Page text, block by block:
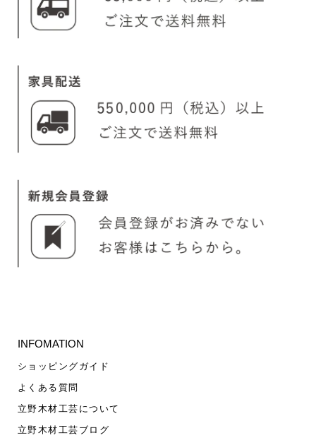
INFOMATION
ショッピングガイド
よくある質問
立野木材工芸について
立野木材工芸ブログ